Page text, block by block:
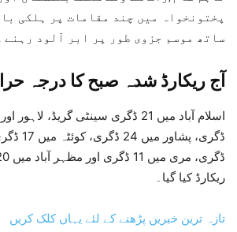
پختونخواہ میں چند مقامات پر ہلکی
ساتھ موسم جزوی طور پر ابر آلود رہنے
آج ریکارڈ شدہ صبح کا درجہ
ریکارڈ کیا گیا۔
تازہ ترین خبریں پڑھنے کے لئے یہاں کلک کریں